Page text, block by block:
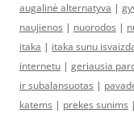
augalinė alternatyva |
naujienos | nuorodos |
itaka | itaka sunu
internetu | geriausia
ir subalansuotas |
katems | prekes sunims |